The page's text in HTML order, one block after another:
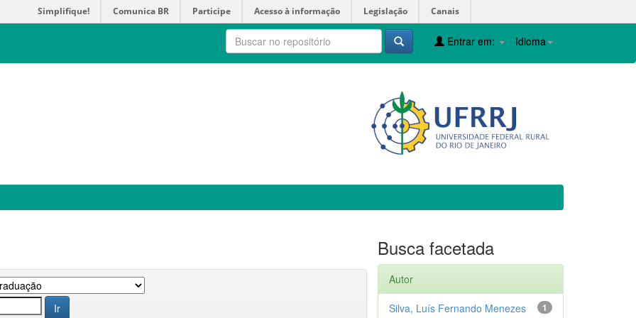
Simplifique! Comunica BR Participe Acesso à informação Legislação Canais
Idioma
Entrar em:
Busca facetada
Autor
1
Silva, Luís Fernando Menezes